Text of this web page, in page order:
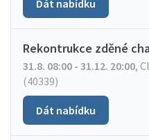
Dát nabídku
Rekontrukce zděné
31.8. 08:00 - 31.12. 20:00,
(40339)
Dát nabídku